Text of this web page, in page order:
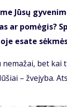
Jū­sų
ar po­mė­gis?
esa­te
bet kai
– žve­jy­ba.